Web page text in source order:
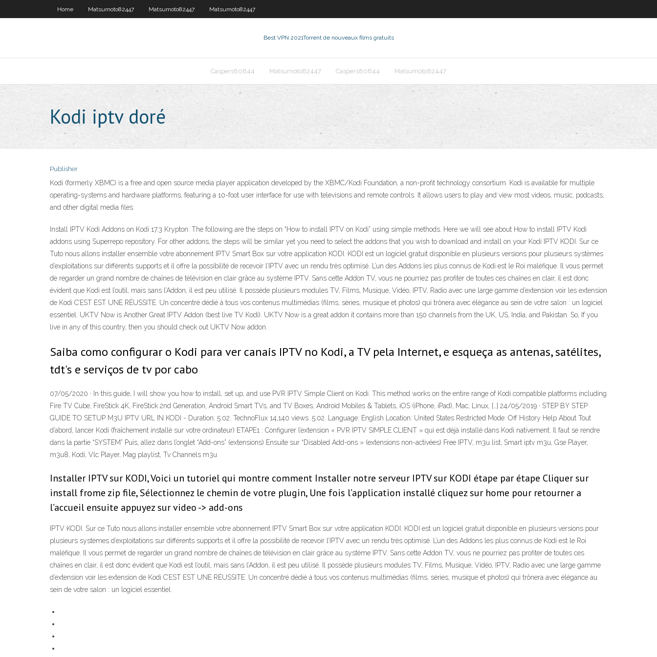
Home Matsumoto82447 Matsumoto82447 Matsumoto82447
Best VPN 2021Torrent de nouveaux films gratuits
Caspers80844 Matsumoto82447 Caspers80844 Matsumoto82447
Kodi iptv doré
Publisher
Kodi (formerly XBMC) is a free and open source media player application developed by the XBMC/Kodi Foundation, a non-profit technology consortium. Kodi is available for multiple
operating-systems and hardware platforms, featuring a 10-foot user interface for use with televisions and remote controls. It allows users to play and view most videos, music, podcasts,
and other digital media files
Install IPTV Kodi Addons on Kodi 17.3 Krypton: The following are the steps on “How to install IPTV on Kodi” using simple methods. Here we will see about How to install IPTV Kodi
addons using Superrepo repository. For other addons, the steps will be similar yet you need to select the addons that you wish to download and install on your Kodi IPTV KODI. Sur ce
Tuto nous allons installer ensemble votre abonnement IPTV Smart Box sur votre application KODI. KODI est un logiciel gratuit disponible en plusieurs versions pour plusieurs systèmes
d’exploitations sur différents supports et il offre la possibilité de recevoir l’IPTV avec un rendu très optimisé. L’un des Addons les plus connus de Kodi est le Roi maléfique. Il vous permet
de regarder un grand nombre de chaînes de télévision en clair grâce au système IPTV. Sans cette Addon TV, vous ne pourriez pas profiter de toutes ces chaînes en clair, il est donc
évident que Kodi est l’outil, mais sans l’Addon, il est peu utilisé. Il possède plusieurs modules TV, Films, Musique, Vidéo, IPTV, Radio avec une large gamme d’extension voir les extension
de Kodi C’EST EST UNE RÉUSSITE. Un concentré dédié à tous vos contenus multimédias (films, séries, musique et photos) qui trônera avec élégance au sein de votre salon : un logiciel
essentiel. UKTV Now is Another Great IPTV Addon (best live TV Kodi). UKTV Now is a great addon it contains more than 150 channels from the UK, US, India, and Pakistan. So, If you
live in any of this country, then you should check out UKTV Now addon.
Saiba como configurar o Kodi para ver canais IPTV no Kodi, a TV pela Internet, e esqueça as antenas, satélites,
tdt's e serviços de tv por cabo
07/05/2020 · In this guide, I will show you how to install, set up, and use PVR IPTV Simple Client on Kodi. This method works on the entire range of Kodi compatible platforms including
Fire TV Cube, FireStick 4K, FireStick 2nd Generation, Android Smart TVs, and TV Boxes, Android Mobiles & Tablets, iOS (iPhone, iPad), Mac, Linux, […] 24/05/2019 · STEP BY STEP
GUIDE TO SETUP M3U IPTV URL IN KODI - Duration: 5:02. TechnoFlux 14,140 views. 5:02. Language: English Location: United States Restricted Mode: Off History Help About Tout
d’abord, lancer Kodi (fraîchement installé sur votre ordinateur) ETAPE1 : Configurer l’extension « PVR IPTV SIMPLE CLIENT » qui est déjà installé dans Kodi nativement. Il faut se rendre
dans la partie “SYSTEM” Puis, allez dans l’onglet “Add-ons” (extensions) Ensuite sur “Disabled Add-ons » (extensions non-activées) Free IPTV, m3u list, Smart iptv m3u, Gse Player,
m3u8, Kodi, Vlc Player, Mag playlist, Tv Channels m3u
Installer IPTV sur KODI, Voici un tutoriel qui montre comment Installer notre serveur IPTV sur KODI étape par étape Cliquer sur
install frome zip file, Sélectionnez le chemin de votre plugin, Une fois l’application installé cliquez sur home pour retourner a
l’accueil ensuite appuyez sur video -> add-ons
IPTV KODI. Sur ce Tuto nous allons installer ensemble votre abonnement IPTV Smart Box sur votre application KODI. KODI est un logiciel gratuit disponible en plusieurs versions pour
plusieurs systèmes d’exploitations sur différents supports et il offre la possibilité de recevoir l’IPTV avec un rendu très optimisé. L’un des Addons les plus connus de Kodi est le Roi
maléfique. Il vous permet de regarder un grand nombre de chaînes de télévision en clair grâce au système IPTV. Sans cette Addon TV, vous ne pourriez pas profiter de toutes ces
chaînes en clair, il est donc évident que Kodi est l’outil, mais sans l’Addon, il est peu utilisé. Il possède plusieurs modules TV, Films, Musique, Vidéo, IPTV, Radio avec une large gamme
d’extension voir les extension de Kodi C’EST EST UNE RÉUSSITE. Un concentré dédié à tous vos contenus multimédias (films, séries, musique et photos) qui trônera avec élégance au
sein de votre salon : un logiciel essentiel.